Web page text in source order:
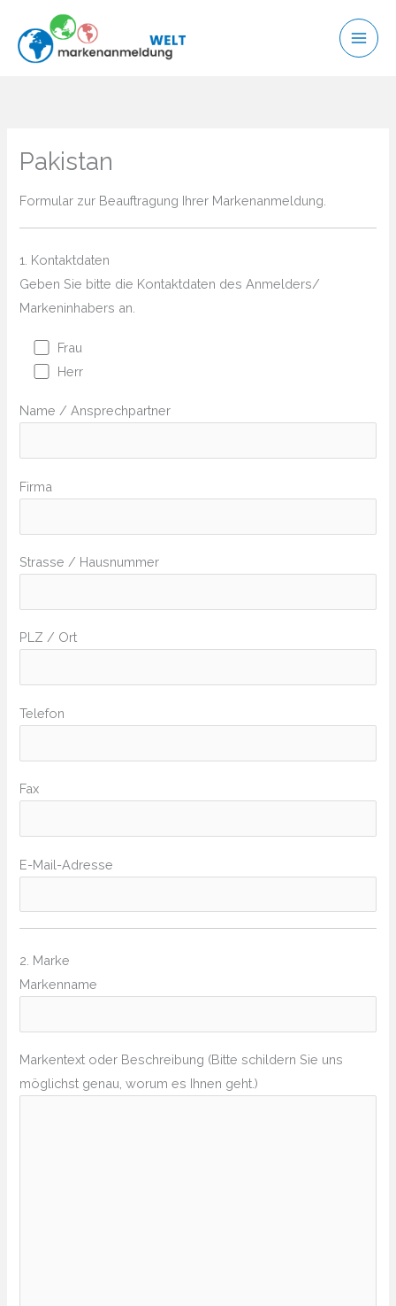
Inhalt
springen
Pakistan
Formular zur Beauftragung Ihrer Markenanmeldung.
1. Kontaktdaten
Geben Sie bitte die Kontaktdaten des Anmelders/
Markeninhabers an.
Frau
Herr
Name / Ansprechpartner
Firma
Strasse / Hausnummer
PLZ / Ort
Telefon
Fax
E-Mail-Adresse
2. Marke
Markenname
Markentext oder Beschreibung (Bitte schildern Sie uns
möglichst genau, worum es Ihnen geht.)